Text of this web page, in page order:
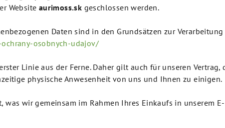
Website aurimoss.sk geschlossen werden.
Daten sind in den Grundsätzen zur
osobnych-udajov/
Linie aus der Ferne. Daher gilt auch für unseren
physische Anwesenheit von uns und Ihnen zu einigen.
wir gemeinsam im Rahmen Ihres Einkaufs in unserem